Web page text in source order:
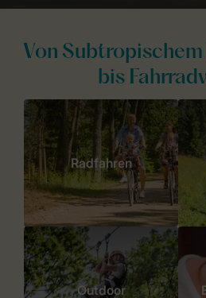
Von
bis
Radfahren
Outdoor